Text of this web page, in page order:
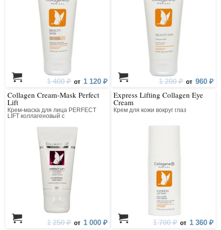
1 400 ₽ от 1 120 ₽ 1 200 ₽ от 960 ₽
Collagen Cream-Mask Perfect
Lift
Крем-маска для лица PERFECT
LIFT коллагеновый с
1 250 ₽ от 1 000 ₽
Express Lifting Collagen Eye
Cream
Крем для кожи вокруг глаз
1 700 ₽ от 1 360 ₽